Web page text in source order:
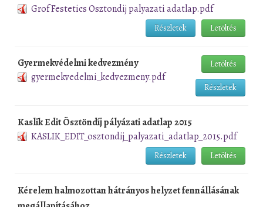
Grof Festetics Osztondij palyazati adatlap.pdf
Letöltés
Részletek
Gyermekvédelmi kedvezmény
gyermekvedelmi_kedvezmeny.pdf
Letöltés
Részletek
Kaslik Edit Ösztöndíj pályázati adatlap 2015
KASLIK_EDIT_osztondij_palyazati_adatlap_2015.pdf
Letöltés
Részletek
Kérelem halmozottan hátrányos helyzet fennállásának